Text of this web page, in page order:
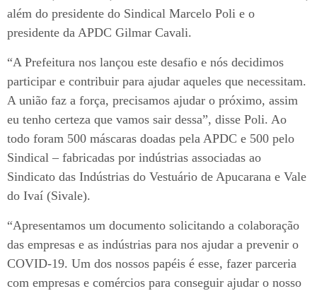
além do presidente do Sindical Marcelo Poli e o
presidente da APDC Gilmar Cavali.
“A Prefeitura nos lançou este desafio e nós decidimos
participar e contribuir para ajudar aqueles que necessitam.
A união faz a força, precisamos ajudar o próximo, assim
eu tenho certeza que vamos sair dessa”, disse Poli. Ao
todo foram 500 máscaras doadas pela APDC e 500 pelo
Sindical – fabricadas por indústrias associadas ao
Sindicato das Indústrias do Vestuário de Apucarana e Vale
do Ivaí (Sivale).
“Apresentamos um documento solicitando a colaboração
das empresas e as indústrias para nos ajudar a prevenir o
COVID-19. Um dos nossos papéis é esse, fazer parceria
com empresas e comércios para conseguir ajudar o nosso